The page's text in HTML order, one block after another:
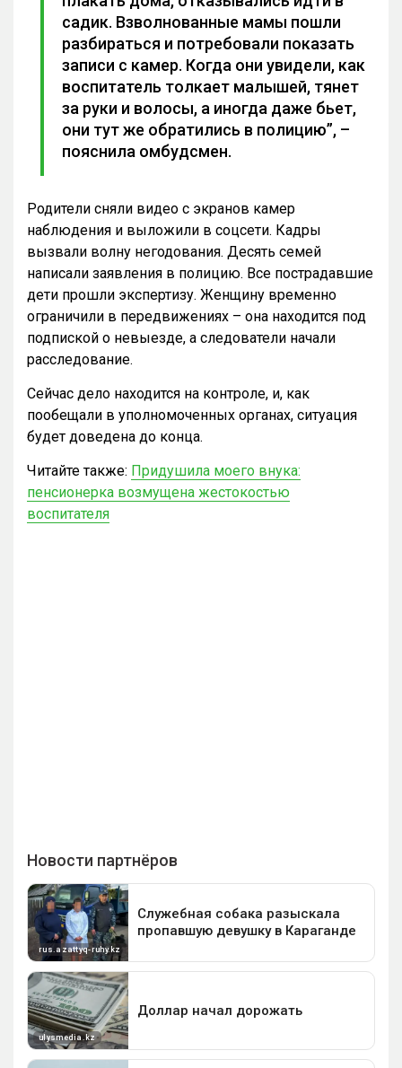
садик. Взволнованные мамы пошли
разбираться и потребовали показать
записи с камер. Когда они увидели, как
воспитатель толкает малышей, тянет
за руки и волосы, а иногда даже бьет,
они тут же обратились в полицию”, –
пояснила омбудсмен.
Родители сняли видео с экранов камер
наблюдения и выложили в соцсети. Кадры
вызвали волну негодования. Десять семей
написали заявления в полицию. Все пострадавшие
дети прошли экспертизу. Женщину временно
ограничили в передвижениях – она находится под
подпиской о невыезде, а следователи начали
расследование.
Сейчас дело находится на контроле, и, как
пообещали в уполномоченных органах, ситуация
будет доведена до конца.
Читайте также: Придушила моего внука:
пенсионерка возмущена жестокостью
воспитателя